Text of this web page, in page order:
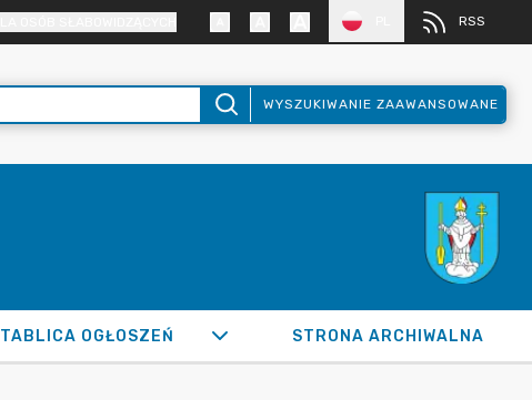
RSS
WYSZUKIWANIE ZAAWANSOWANE
TABLICA OGŁOSZEŃ STRONA ARCHIWALNA